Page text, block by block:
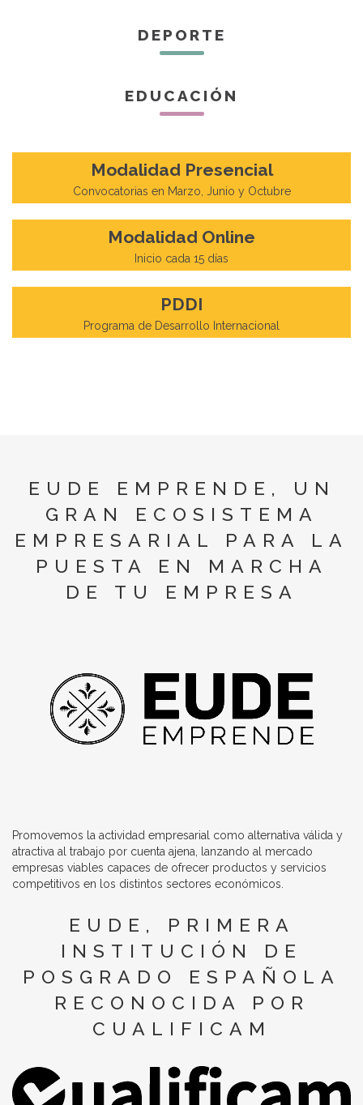
DEPORTE
EDUCACIÓN
Modalidad Presencial
Convocatorias en Marzo, Junio y Octubre
Modalidad Online
Inicio cada 15 días
PDDI
Programa de Desarrollo Internacional
EUDE EMPRENDE, UN
GRAN ECOSISTEMA
EMPRESARIAL PARA LA
PUESTA EN MARCHA
DE TU EMPRESA
Promovemos la actividad empresarial como alternativa válida y
atractiva al trabajo por cuenta ajena, lanzando al mercado
empresas viables capaces de ofrecer productos y servicios
competitivos en los distintos sectores económicos.
EUDE, PRIMERA
INSTITUCIÓN DE
POSGRADO ESPAÑOLA
RECONOCIDA POR
CUALIFICAM